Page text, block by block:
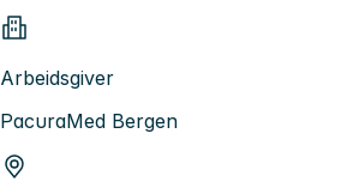
Arbeidsgiver
PacuraMed Bergen